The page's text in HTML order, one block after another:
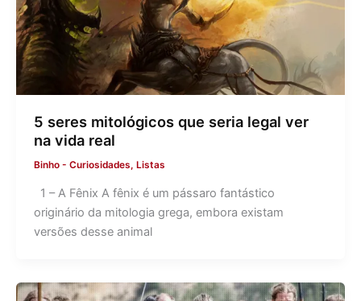
5 seres mitológicos que seria legal ver
na vida real
Binho - Curiosidades, Listas
1 – A Fênix A fênix é um pássaro fantástico
originário da mitologia grega, embora existam
versões desse animal